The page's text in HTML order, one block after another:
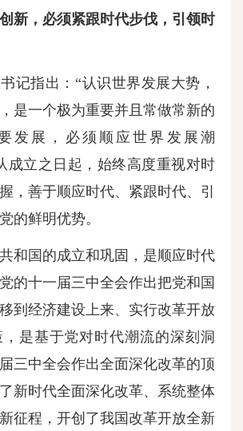
新，必须紧跟时代步伐，引领时
记指出：“认识世界发展大势，
是一个极为重要并且常做常新的
发展，必须顺应世界发展潮
成立之日起，始终高度重视对时
，善于顺应时代、紧跟时代、引
的鲜明优势。
和国的成立和巩固，是顺应时代
的十一届三中全会作出把党和国
到经济建设上来、实行改革开放
是基于党对时代潮流的深刻洞
三中全会作出全面深化改革的顶
新时代全面深化改革、系统整体
征程，开创了我国改革开放全新